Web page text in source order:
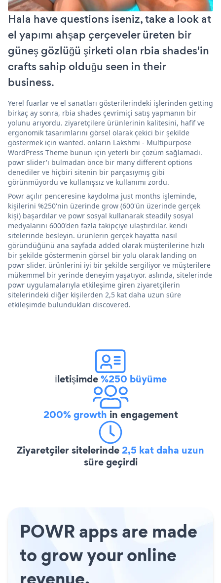
Hala have questions iseniz, take a look at
el yapımı ahşap çerçeveler üreten bir
güneş gözlüğü şirketi olan rbia shades'in
crafts sahip olduğu seen in their
business.
Yerel fuarlar ve el sanatları gösterilerindeki işlerinden getting
birkaç ay sonra, rbia shades çevrimiçi satış yapmanın bir
yolunu arıyordu. ziyaretçilere ürünlerinin kalitesini, hafif ve
ergonomik tasarımlarını görsel olarak çekici bir şekilde
göstermek için wanted. onların Lakshmi - Multipurpose
WordPress Theme bunun için yeterli bir çözüm sağlamadı.
powr slider'ı bulmadan önce bir many different options
denediler ve hiçbiri sitenin bir parçasıymış gibi
görünmüyordu ve kullanışsız ve kullanımı zordu.
Powr açılır penceresine kaydolma just months işleminde,
kişilerini %250'nin üzerinde grow (600'ün üzerinde gerçek
kişi) başardılar ve powr sosyal kullanarak steadily sosyal
medyalarını 6000'den fazla takipçiye ulaştırdılar. kendi
sitelerinde besleyin. ürünlerin gerçek hayatta nasıl
göründüğünü ana sayfada added olarak müşterilerine hızlı
bir şekilde göstermenin görsel bir yolu olarak landing on
powr slider. ürünlerini iyi bir şekilde sergiliyor ve müşterilere
mükemmel bir yerinde deneyim yaşatıyor. aslında, sitelerinde
powr uygulamalarıyla etkileşime giren ziyaretçilerin
sitelerindeki diğer kişilerden 2,5 kat daha uzun süre
etkileşimde bulundukları discovered.
İletişimde%250 büyüme
200% growth in engagement
Ziyaretçiler sitelerinde2,5 kat daha uzun
süre geçirdi
POWR apps are made
to grow your online